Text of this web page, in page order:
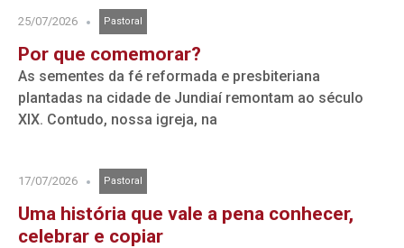
25/07/2026 Pastoral
Por que comemorar?
As sementes da fé reformada e presbiteriana
plantadas na cidade de Jundiaí remontam ao século
XIX. Contudo, nossa igreja, na
17/07/2026 Pastoral
Uma história que vale a pena conhecer,
celebrar e copiar